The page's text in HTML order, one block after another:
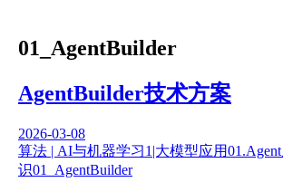
01_AgentBuilder
AgentBuilder技术方案
2026-03-08
算法 | AI与机器学习1|大模型应用
识01_AgentBuilder